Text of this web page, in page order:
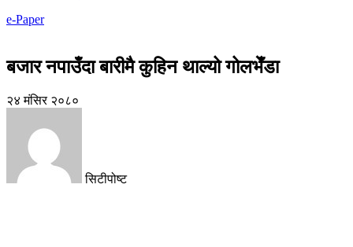
e-Paper
बजार नपाउँदा बारीमै कुहिन थाल्यो गोलभेँडा
२४ मंसिर २०८०
सिटीपोष्ट